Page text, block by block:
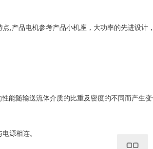
,产品电机参考产品小机座，大功率的先进设计
能随输送流体介质的比重及密度的不同而产生
源相连。